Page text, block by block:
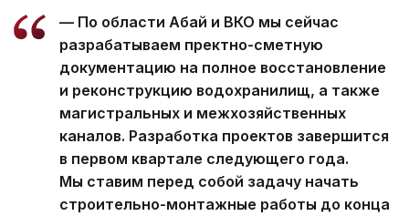
— По области Абай и ВКО мы сейчас
разрабатываем пректно-сметную
документацию на полное восстановление
и реконструкцию водохранилищ, а также
магистральных и межхозяйственных
каналов. Разработка проектов завершится
в первом квартале следующего года.
Мы ставим перед собой задачу начать
строительно-монтажные работы до конца